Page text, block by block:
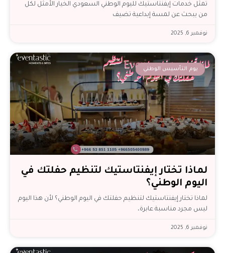
تمثل خدمات إيفنتاستيك لليوم الوطني السعودي الخيار الأمثل لكل
من يبحث عن لمسة إبداعية تضيف
نوفمبر 6, 2025
يوم التأسيس الوطني
لماذا تختار إيفنتاستيك لتنظيم حفلتك في
اليوم الوطني؟
لماذا تختار إيفنتاستيك لتنظيم حفلتك في اليوم الوطني؟ لأن هذا اليوم
ليس مجرد مناسبة عابرة،
نوفمبر 6, 2025